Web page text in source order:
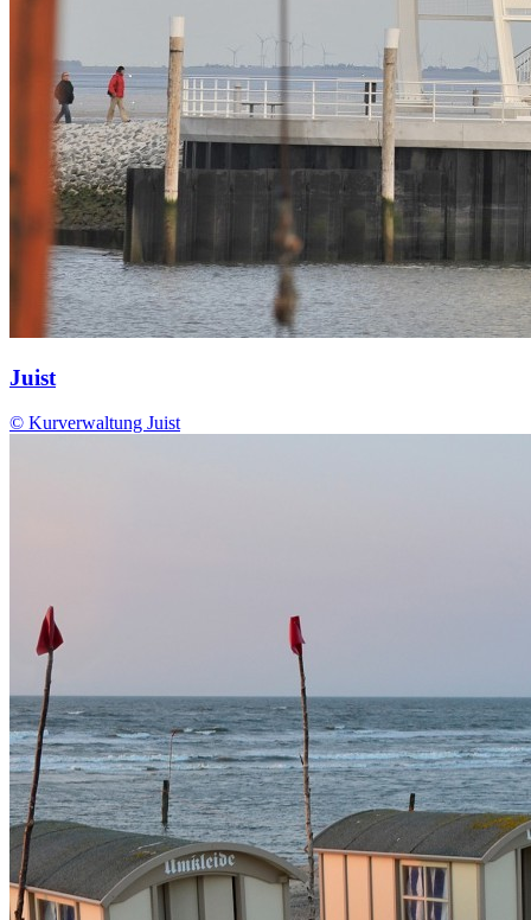
Juist
© Kurverwaltung Juist